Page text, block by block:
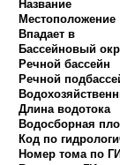
Название
Местоположение
Впадает в
Бассейновый
Речной бассейн
Речной
Длина водотока
Водосборная
Код по
Номер тома по ГИ